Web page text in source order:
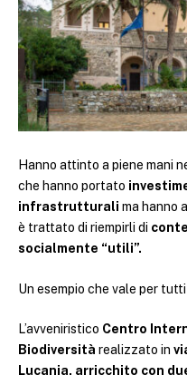
Hanno attinto a piene mani
che hanno portato
infrastrutturali ma hanno
è trattato di riempirli di
socialmente “utili”.
Un esempio che vale per
L’avveniristico Centro
Biodiversità realizzato in
Lucania, arricchito con